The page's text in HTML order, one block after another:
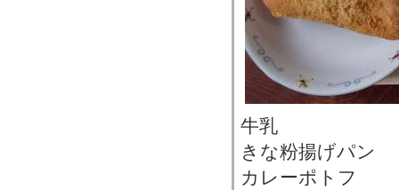
牛乳
きな粉揚げパン
カレーポトフ